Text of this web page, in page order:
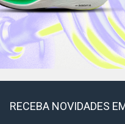
RECEBA NOVIDADES